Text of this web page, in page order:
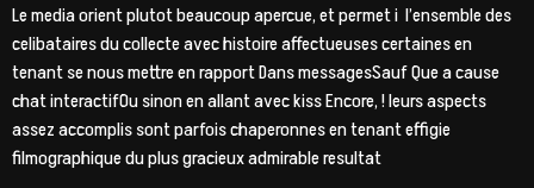
Le media orient plutot beaucoup apercue, et permet i l’ensemble des
celibataires du collecte avec histoire affectueuses certaines en
tenant se nous mettre en rapport Dans messagesSauf Que a cause
chat interactifOu sinon en allant avec kiss Encore, ! leurs aspects
assez accomplis sont parfois chaperonnes en tenant effigie
filmographique du plus gracieux admirable resultat